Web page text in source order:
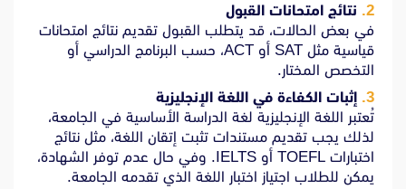
نتائج امتحانات القبول
في بعض الحالات، قد يتطلب القبول تقديم نتائج امتحانات
قياسية مثل SAT أو ACT، حسب البرنامج الدراسي أو
التخصص المختار.
إثبات الكفاءة في اللغة الإنجليزية
تُعتبر اللغة الإنجليزية لغة الدراسة الأساسية في الجامعة،
لذلك يجب تقديم مستندات تثبت إتقان اللغة، مثل نتائج
اختبارات TOEFL أو IELTS. وفي حال عدم توفر الشهادة،
يمكن للطلاب اجتياز اختبار اللغة الذي تقدمه الجامعة.